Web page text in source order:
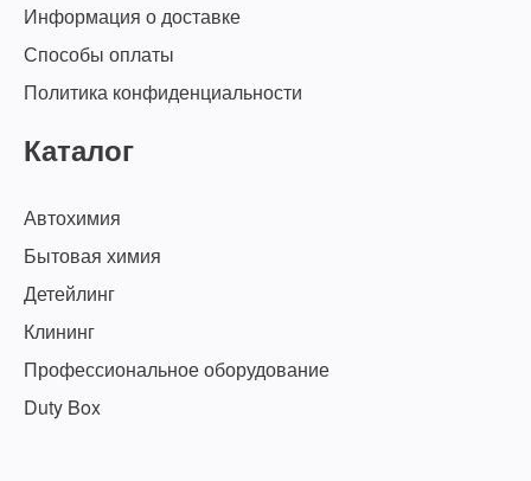
Информация о доставке
Способы оплаты
Политика конфиденциальности
Каталог
Автохимия
Бытовая химия
Детейлинг
Клининг
Профессиональное оборудование
Duty Box